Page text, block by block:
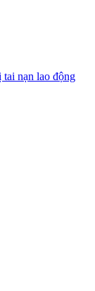
nạn lao động